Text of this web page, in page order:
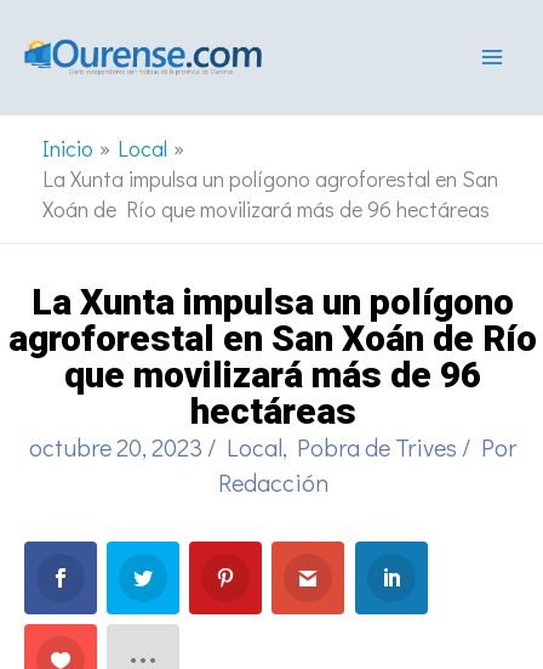
Inicio
Local
La Xunta impulsa un polígono agroforestal en San
Xoán de Río que movilizará más de 96 hectáreas
La Xunta impulsa un polígono
agroforestal en San Xoán de Río
que movilizará más de 96
hectáreas
octubre 20, 2023 / Local, Pobra de Trives / Por
Redacción